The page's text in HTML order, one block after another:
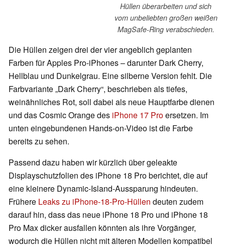
Hüllen überarbeiten und sich
vom unbeliebten großen weißen
MagSafe-Ring verabschieden.
Die Hüllen zeigen drei der vier angeblich geplanten
Farben für Apples Pro-iPhones – darunter Dark Cherry,
Hellblau und Dunkelgrau. Eine silberne Version fehlt. Die
Farbvariante „Dark Cherry“, beschrieben als tiefes,
weinähnliches Rot, soll dabei als neue Hauptfarbe dienen
und das Cosmic Orange des iPhone 17 Proersetzen. Im
unten eingebundenen Hands-on-Video ist die Farbe
bereits zu sehen.
Passend dazu haben wir kürzlich über geleakte
Displayschutzfolien des iPhone 18 Pro berichtet, die auf
eine kleinere Dynamic-Island-Aussparung hindeuten.
Frühere Leaks zu iPhone-18-Pro-Hüllen deuten zudem
darauf hin, dass das neue iPhone 18 Pro und iPhone 18
Pro Max dicker ausfallen könnten als ihre Vorgänger,
wodurch die Hüllen nicht mit älteren Modellen kompatibel